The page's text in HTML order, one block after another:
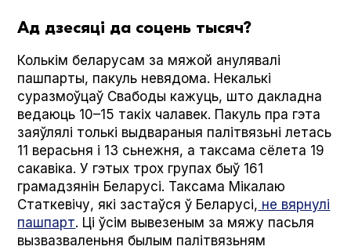
Ад дзесяці да соцень тысяч?
Колькім беларусам за мяжой анулявалі
пашпарты, пакуль невядома. Некалькі
суразмоўцаў Свабоды кажуць, што дакладна
ведаюць 10–15 такіх чалавек. Пакуль пра гэта
заяўлялі толькі выдвараныя палітвязьні летась
11 верасьня і 13 сьнежня, а таксама сёлета 19
сакавіка. У гэтых трох групах быў 161
грамадзянін Беларусі. Таксама Мікалаю
Статкевічу, які застаўся ў Беларусі, не вярнулі
пашпарт. Ці ўсім вывезеным за мяжу пасьля
вызвазваленьня былым палітвязьням